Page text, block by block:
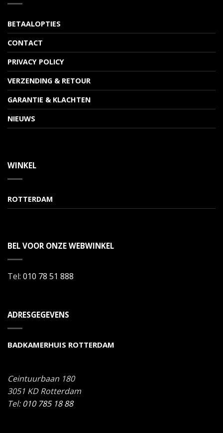
BETAALOPTIES
CONTACT
PRIVACY POLICY
VERZENDING & RETOUR
GARANTIE & KLACHTEN
NIEUWS
WINKEL
ROTTERDAM
BEL VOOR ONZE WEBWINKEL
Tel: 010 78 51 888
ADRESGEGEVENS
BADKAMERHUIS ROTTERDAM
Ceintuurbaan 180
3051 KD Rotterdam
Tel:010 785 18 88